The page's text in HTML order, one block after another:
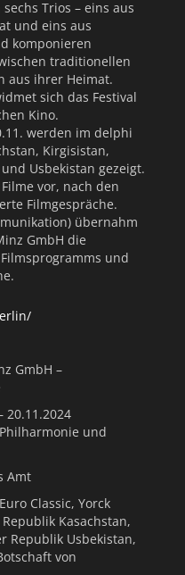
Trios – eins aus
und eins aus
komponieren
traditionellen
aus ihrer Heimat.
sich das Festival
Kino.
werden im delphi
Kirgisistan,
Usbekistan gezeigt.
vor, nach den
Filmgespräche.
übernahm
GmbH die
und
GmbH –
20.11.2024
und
Amt
Classic, Yorck
Kasachstan,
Republik Usbekistan,
von